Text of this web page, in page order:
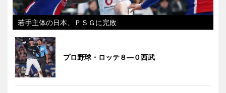
若手主体の日本、ＰＳＧに完敗
プロ野球・ロッテ８―０西武